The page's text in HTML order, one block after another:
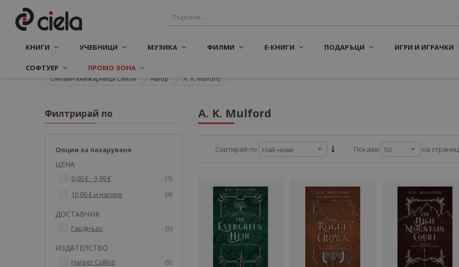
КНИГИ УЧЕБНИЦИ МУЗИКА ФИЛМИ Е-КНИГИ ПОДАРЪЦИ ИГРИ И ИГРАЧКИ
СОФТУЕР ПРОМО ЗОНА
Онлайн книжарница Сиела Автор A. K. Mulford
A. K. Mulford
Сортирай по Покажи на
Филтрирай по
Опции за пазаруване
ЦЕНА
0,00 €- 9,99 € 1артикул
10,00 € и нагоре 4артикули
ДОСТАВЧИК
Гарднърс 5артикули
ИЗДАТЕЛСТВО
Harper Collins 5артикули